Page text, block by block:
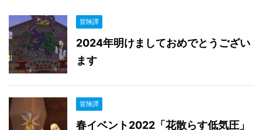
冒険譚
2024年明けましておめでとうござい
ます
冒険譚
春イベント2022「花散らす低気圧」